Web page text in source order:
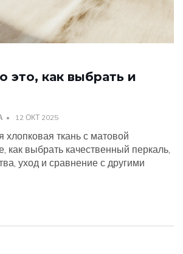
это, как выбрать и
12 ОКТ 2025
хлопковая ткань с матовой
как выбрать качественный перкаль,
уход и сравнение с другими